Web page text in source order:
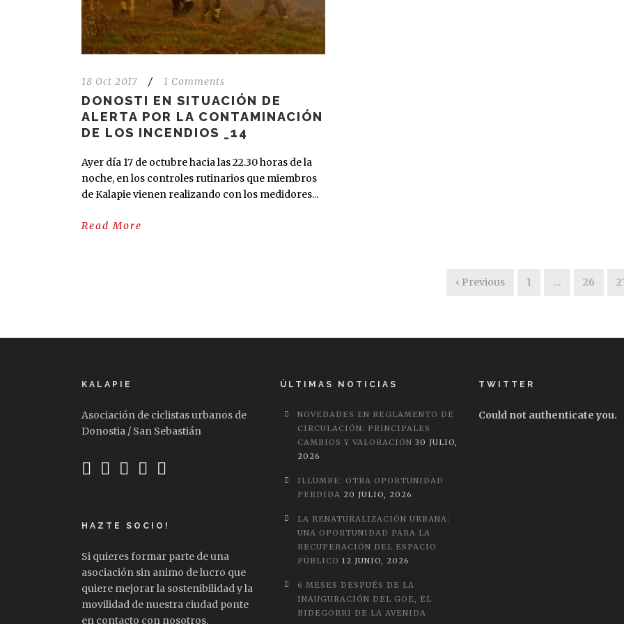
18 Oct 2017 / 1 Comments
DONOSTI EN SITUACIÓN DE
ALERTA POR LA CONTAMINACIÓN
DE LOS INCENDIOS _14
Ayer día 17 de octubre hacia las 22.30 horas de la
noche, en los controles rutinarios que miembros
de Kalapie vienen realizando con los medidores...
Read More
‹ Previous 1 … 26
KALAPIE
Asociación de ciclistas urbanos de
Donostia / San Sebastián
HAZTE SOCIO!
Si quieres formar parte de una
asociación sin animo de lucro que
quiere mejorar la sostenibilidad y la
movilidad de nuestra ciudad ponte
en contacto con nosotros.
ÚLTIMAS NOTICIAS
NOVEDADES EN REGLAMENTO DE
CIRCULACIÓN: PRINCIPALES
CAMBIOS Y VALORACIÓN 30 JULIO,
2026
ILLUMBE: OTRA OPORTUNIDAD
PERDIDA 20 JULIO, 2026
LA RENATURALIZACIÓN URBANA:
UNA OPORTUNIDAD PARA LA
RECUPERACIÓN DEL ESPACIO
PÚBLICO 12 JUNIO, 2026
6 MESES DESPUÉS DE LA
INAUGURACIÓN DEL GOE, EL
BIDEGORRI DE LA AVENIDA
TWITTER
Could not authenticate you.